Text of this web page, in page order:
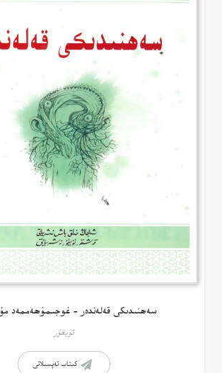
سەھنىدىكى قەلەندەر – غوجىمۇھەممەد
ئۇيغۇر
كىتاب تەپسىلاتى